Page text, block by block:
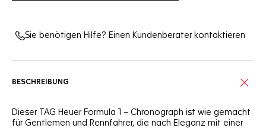
Sie benötigen Hilfe? Einen Kundenberater kontaktieren
BESCHREIBUNG
Dieser TAG Heuer Formula 1 – Chronograph ist wie gemacht
für Gentlemen und Rennfahrer, die nach Eleganz mit einer